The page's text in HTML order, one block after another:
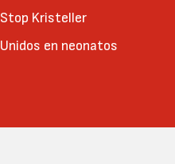
Stop Kristeller
Unidos en neonatos